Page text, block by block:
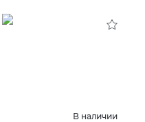
В наличии